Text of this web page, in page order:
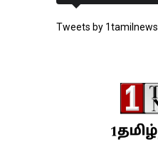
Tweets by 1tamilnews